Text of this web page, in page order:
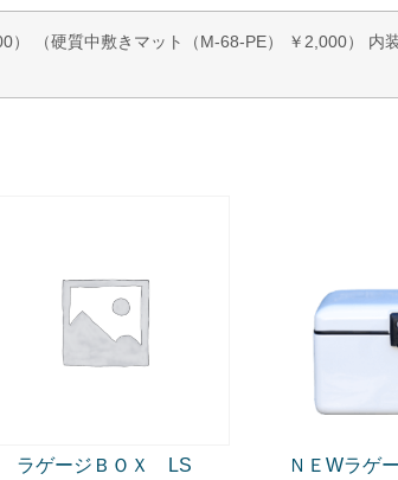
（硬質中敷きマット（M-68-PE） ￥2,000） 内装
ラゲージＢＯＸ LS
ＮＥWラゲ